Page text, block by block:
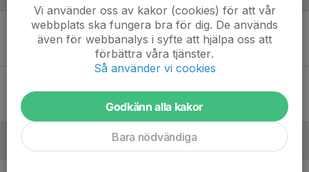
Sön 18
IS Orion Blå - Vårgårda IK
Falkenbergs Idrottshall
17:00
Falkenbergs Idrottshall
Vi använder oss av kakor (cookies) för att vår
webbplats ska fungera bra för dig. De används
även för webbanalys i syfte att hjälpa oss att
förbättra våra tjänster.
Så använder vi cookies
Godkänn alla kakor
Bara nödvändiga